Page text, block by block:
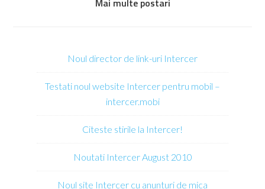
Mai multe postari
Noul director de link-uri Intercer
Testati noul website Intercer pentru mobil –
intercer.mobi
Citeste stirile la Intercer!
Noutati Intercer August 2010
Noul site Intercer cu anunturi de mica